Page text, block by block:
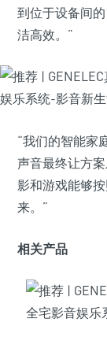
到位于设备间
洁高效。”
“我们的智能家
声音最终让方
影和游戏能够
来。”
相关产品